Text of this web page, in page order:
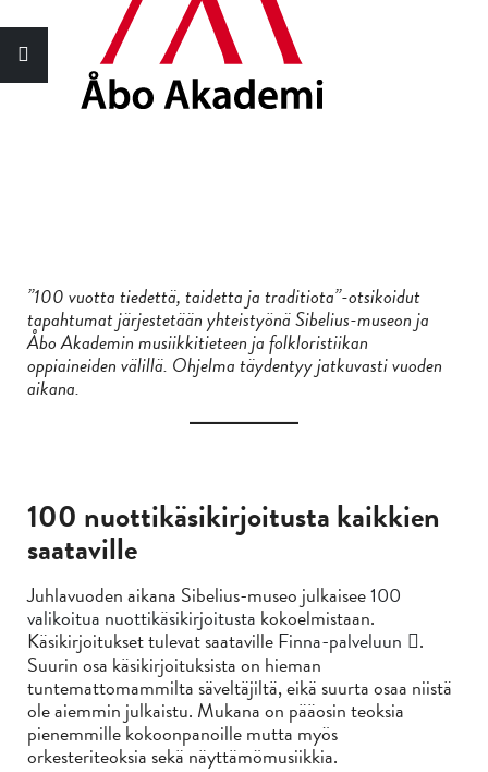
”100 vuotta tiedettä, taidetta ja traditiota”-otsikoidut
tapahtumat järjestetään yhteistyönä Sibelius-museon ja
Åbo Akademin musiikkitieteen ja folkloristiikan
oppiaineiden välillä. Ohjelma täydentyy jatkuvasti vuoden
aikana.
100 nuottikäsikirjoitusta kaikkien
saataville
Juhlavuoden aikana Sibelius-museo julkaisee100
valikoitua nuottikäsikirjoitusta kokoelmistaan.
Käsikirjoitukset tulevat saatavilleFinna-palveluun
.
Suurin osa käsikirjoituksista on hieman
tuntemattomammilta säveltäjiltä, eikä suurta osaa niistä
ole aiemmin julkaistu. Mukana on pääosin teoksia
pienemmille kokoonpanoille mutta myös
orkesteriteoksia sekä näyttämömusiikkia.